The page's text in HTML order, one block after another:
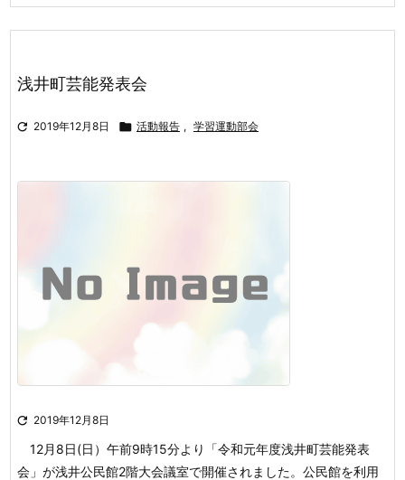
浅井町芸能発表会
 2019年12月8日  活動報告 , 学習運動部会
 2019年12月8日
12月8日(日）午前9時15分より「令和元年度浅井町芸能発表
会」が浅井公民館2階大会議室で開催されました。公民館を利用